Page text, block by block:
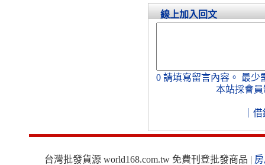
線上加入回文
0 請填寫留言內容。 最少
本站採會員
借
台灣批發貨源 world168.com.tw 免費刊登批發商品 |